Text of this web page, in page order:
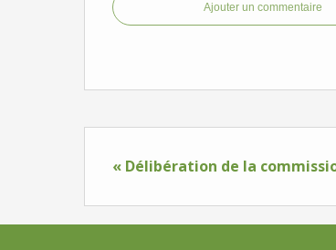
Ajouter un commentaire
« Délibération de la